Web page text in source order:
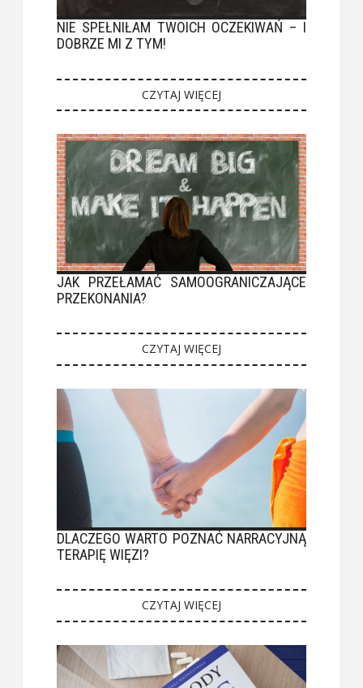
NIE SPEŁNIŁAM TWOICH OCZEKIWAŃ – I
DOBRZE MI Z TYM!
CZYTAJ WIĘCEJ
JAK PRZEŁAMAĆ SAMOOGRANICZAJĄCE
PRZEKONANIA?
CZYTAJ WIĘCEJ
DLACZEGO WARTO POZNAĆ NARRACYJNĄ
TERAPIĘ WIĘZI?
CZYTAJ WIĘCEJ